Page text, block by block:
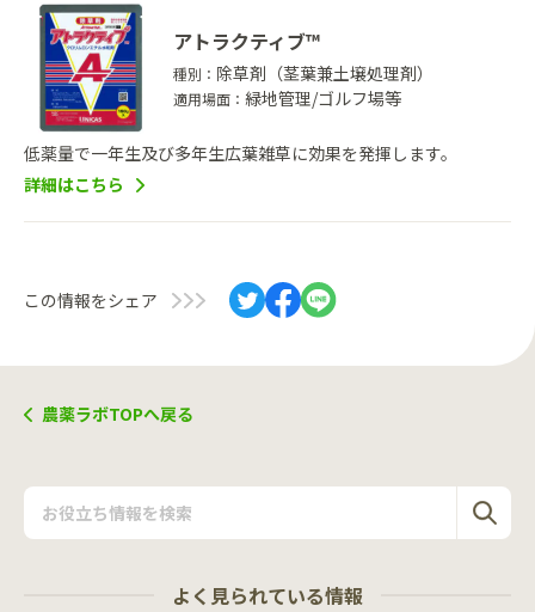
アトラクティブ™
種別： 除草剤（茎葉兼土壌処理剤）
適用場面： 緑地管理/ゴルフ場等
低薬量で一年生及び多年生広葉雑草に効果を発揮します。
詳細はこちら
この情報をシェア
農薬ラボTOPへ戻る
よく見られている情報